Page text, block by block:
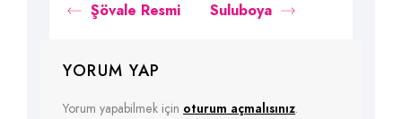
Şövale Resmi Suluboya
YORUM YAP
Yorum yapabilmek için oturum açmalısınız.